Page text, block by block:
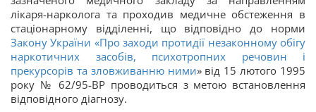
лікаря-нарколога та проходив медичне обстеження в
стаціонарному відділенні, що відповідно до норми
Закону України «Про заходи протидії незаконному обігу
наркотичних засобів, психотропних речовин і
прекурсорів та зловживанню ними» від 15 лютого 1995
року № 62/95-ВР проводиться з метою встановлення
відповідного діагнозу.